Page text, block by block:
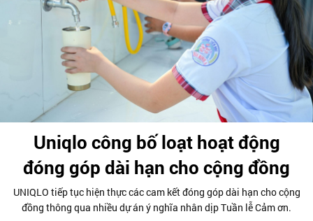
Uniqlo công bố loạt hoạt động
đóng góp dài hạn cho cộng đồng
UNIQLO tiếp tục hiện thực các cam kết đóng góp dài hạn cho cộng
đồng thông qua nhiều dự án ý nghĩa nhân dịp Tuần lễ Cảm ơn.